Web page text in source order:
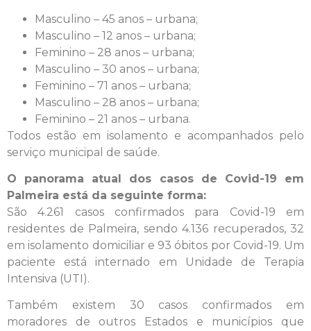
Masculino – 45 anos – urbana;
Masculino – 12 anos – urbana;
Feminino – 28 anos – urbana;
Masculino – 30 anos – urbana;
Feminino – 71 anos – urbana;
Masculino – 28 anos – urbana;
Feminino – 21 anos – urbana.
Todos estão em isolamento e acompanhados pelo
serviço municipal de saúde.
O panorama atual dos casos de Covid-19 em
Palmeira está da seguinte forma:
São 4.261 casos confirmados para Covid-19 em
residentes de Palmeira, sendo 4.136 recuperados, 32
em isolamento domiciliar e 93 óbitos por Covid-19. Um
paciente está internado em Unidade de Terapia
Intensiva (UTI).
Também existem 30 casos confirmados em
moradores de outros Estados e municípios que